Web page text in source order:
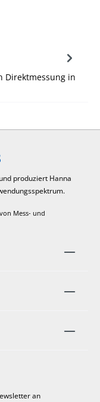
Direktmessung in
produziert Hanna
Mess- und
an